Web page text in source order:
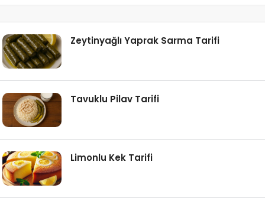
Zeytinyağlı Yaprak Sarma Tarifi
Tavuklu Pilav Tarifi
Limonlu Kek Tarifi